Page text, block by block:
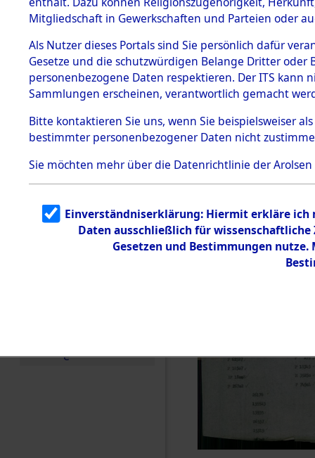
1.
mente
5. Verschiedenes
5.3
Todesmärsche
5.3.1 Alliierte
Erhebungen
zu
Todesmärsch
en
5.3.2
g
5.3.3
Todesmärsch
e
Taxöldern
Mitgliedschaft in Gewerkschaften und Parteien oder
Als Nutzer dieses Portals sind Sie persönlich dafür
Gesetze und die schutzwürdigen Belange Dritter
personenbezogene Daten respektieren. Der ITS
Sammlungen erscheinen, verantwortlich gemacht
Bitte kontaktieren Sie uns, wenn Sie beispielsweiser
bestimmter personenbezogener Daten nicht
Sie möchten mehr über die Datenrichtlinie der Arolsen
Einverständniserklärung: Hiermit erkläre ich
Daten ausschließlich für
Gesetzen und Bestimmungen